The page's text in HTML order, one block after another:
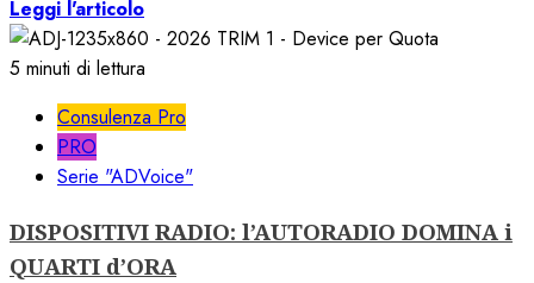
Leggi l'articolo
5 minuti di lettura
Consulenza Pro
PRO
Serie "ADVoice"
DISPOSITIVI RADIO: l’AUTORADIO DOMINA i
QUARTI d’ORA